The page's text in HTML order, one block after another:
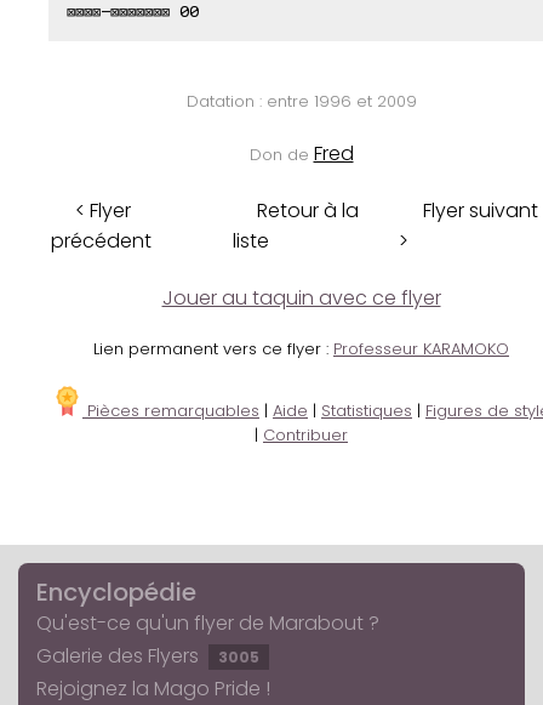
⊠⊠⊠⊠-⊠⊠⊠⊠⊠⊠⊠ 00
Datation : entre 1996 et 2009
Don de Fred
< Flyer
précédent
Retour à la
liste
Flyer suivant
>
Jouer au taquin avec ce flyer
Lien permanent vers ce flyer : Professeur KARAMOKO
Pièces remarquables | Aide | Statistiques | Figures de
| Contribuer
Encyclopédie
Qu'est-ce qu'un flyer de Marabout ?
Galerie des Flyers
3005
Rejoignez la Mago Pride !